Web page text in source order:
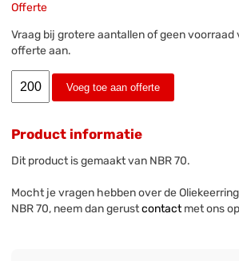
Offerte
Vraag bij grotere aantallen of geen
offerte aan.
Voeg toe aan offerte
Product informatie
Dit product is gemaakt van NBR 70.
Mocht je vragen hebben over de
NBR 70, neem dan gerustcontactmet ons